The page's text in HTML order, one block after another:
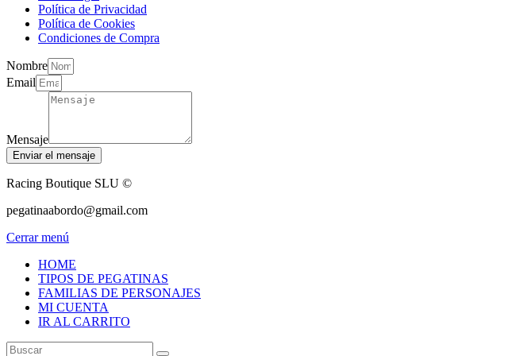
Política de Privacidad
Política de Cookies
Condiciones de Compra
Nombre
Email
Mensaje
Enviar el mensaje
Racing Boutique SLU ©
pegatinaabordo@gmail.com
Cerrar menú
HOME
TIPOS DE PEGATINAS
FAMILIAS DE PERSONAJES
MI CUENTA
IR AL CARRITO